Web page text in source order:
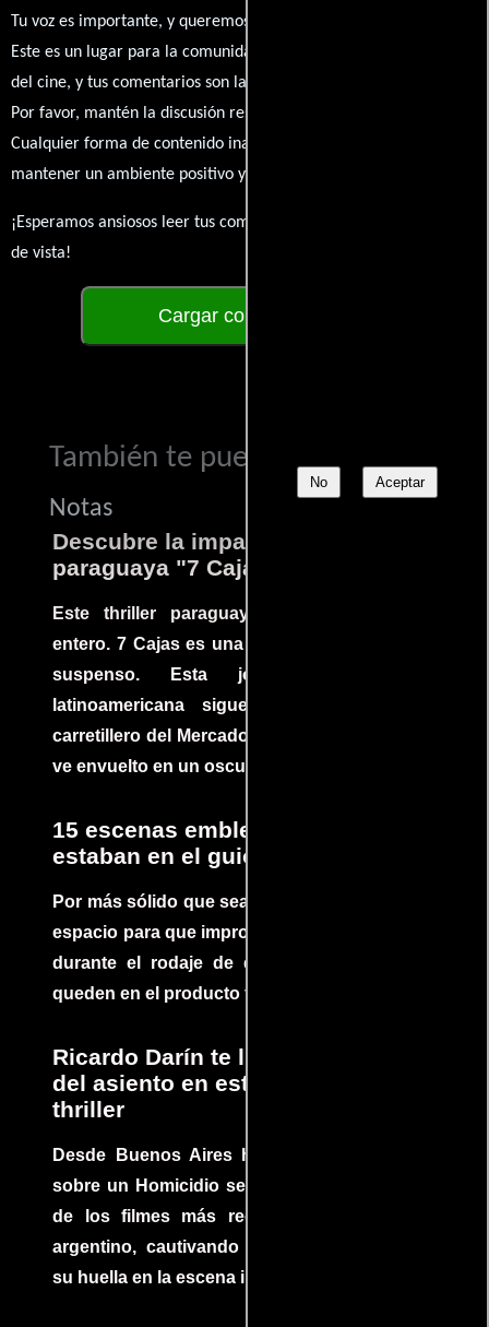
No Aceptar
Tu voz es importante, y queremos escuchar tus pensamientos.
Este es un lugar para la comunidad de admiradores y amantes
del cine, y tus comentarios son la esencia de esta conversación.
Por favor, mantén la discusión respetuosa y constructiva.
Cualquier forma de contenido inapropiado será eliminado para
mantener un ambiente positivo y enriquecedor para todos.
¡Esperamos ansiosos leer tus comentarios y conocer tus puntos
de vista!
Cargar comentarios
También te puede interesar...
Notas
Descubre la impactante película
paraguaya "7 Cajas"
Este thriller paraguayo cautivó al mundo
entero. 7 Cajas es una explosión de acción y
suspenso. Esta joya cinematográfica
latinoamericana sigue la historia de un
carretillero del Mercado 4 de Asunción que se
ve envuelto en un oscuro mundo de crimen
15 escenas emblemáticas que no
estaban en el guion
Por más sólido que sea un guión siempre hay
espacio para que improvisaciones que se dan
durante el rodaje de determinadas escenas
queden en el producto final.
Ricardo Darín te llevará al borde
del asiento en este increíble
thriller
Desde Buenos Aires hasta el mundo, Tesis
sobre un Homicidio se ha convertido en uno
de los filmes más recomendados del cine
argentino, cautivando audiencias y dejando
su huella en la escena internacional.